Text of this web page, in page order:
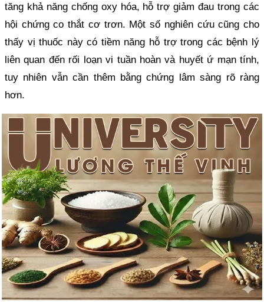
tăng khả năng chống oxy hóa, hỗ trợ giảm đau trong các
hội chứng co thắt cơ trơn. Một số nghiên cứu cũng cho
thấy vị thuốc này có tiềm năng hỗ trợ trong các bệnh lý
liên quan đến rối loạn vi tuần hoàn và huyết ứ mạn tính,
tuy nhiên vẫn cần thêm bằng chứng lâm sàng rõ ràng
hơn.